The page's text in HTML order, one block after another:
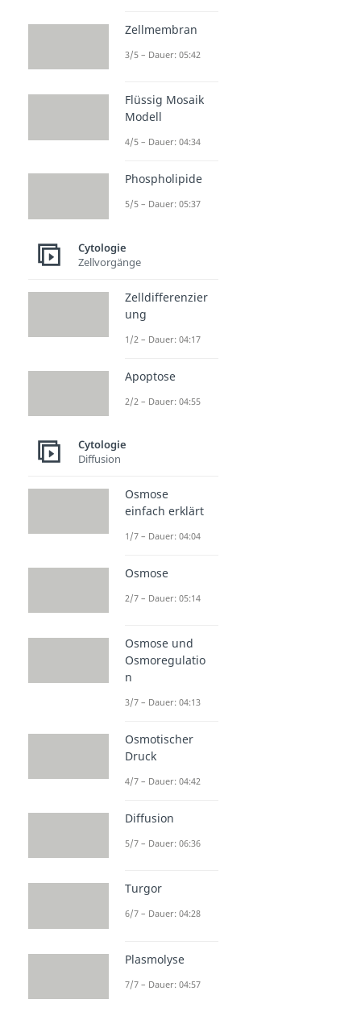
Zellmembran
3/5 – Dauer: 05:42
Flüssig Mosaik
Modell
4/5 – Dauer: 04:34
Phospholipide
5/5 – Dauer: 05:37
Cytologie
Zellvorgänge
Zelldifferenzier
ung
1/2 – Dauer: 04:17
Apoptose
2/2 – Dauer: 04:55
Cytologie
Diffusion
Osmose
einfach erklärt
1/7 – Dauer: 04:04
Osmose
2/7 – Dauer: 05:14
Osmose und
Osmoregulatio
n
3/7 – Dauer: 04:13
Osmotischer
Druck
4/7 – Dauer: 04:42
Diffusion
5/7 – Dauer: 06:36
Turgor
6/7 – Dauer: 04:28
Plasmolyse
7/7 – Dauer: 04:57